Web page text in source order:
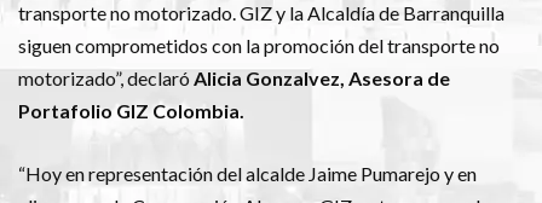
transporte no motorizado. GIZ y la Alcaldía de Barranquilla
siguen comprometidos con la promoción del transporte no
motorizado”, declaróAlicia Gonzalvez, Asesora de
Portafolio GIZ Colombia.
“Hoy en representación del alcalde Jaime Pumarejo y en